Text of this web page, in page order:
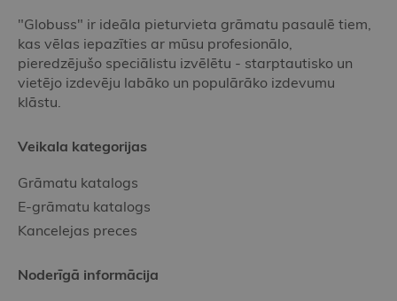
"Globuss" ir ideāla pieturvieta grāmatu pasaulē tiem,
kas vēlas iepazīties ar mūsu profesionālo,
pieredzējušo speciālistu izvēlētu - starptautisko un
vietējo izdevēju labāko un populārāko izdevumu
klāstu.
Veikala kategorijas
Grāmatu katalogs
E-grāmatu katalogs
Kancelejas preces
Noderīgā informācija